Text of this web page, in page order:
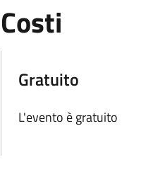
Costi
Gratuito
L'evento è gratuito